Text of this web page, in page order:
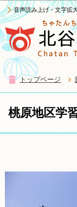
音声読み上げ・文字拡
トップページ
桃原地区学